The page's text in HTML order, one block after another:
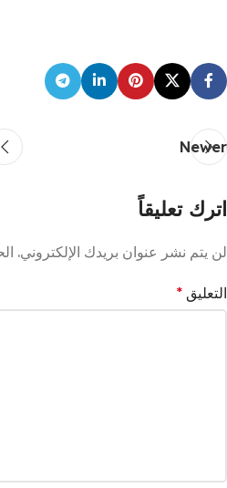
Newer
اترك تعليقاً
لن يتم نشر عنوان بريدك الإلكتروني.
التعليق *